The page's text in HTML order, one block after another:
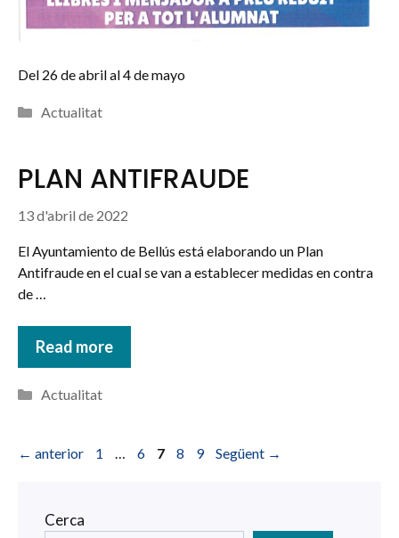
Del 26 de abril al 4 de mayo
Categories
Actualitat
PLAN ANTIFRAUDE
13 d'abril de 2022
El Ayuntamiento de Bellús está elaborando un Plan
Antifraude en el cual se van a establecer medidas en contra
de …
Read more
Categories
Actualitat
← anterior Pàgina
1 … Pàgina
6 Pàgina
7 Pàgina
8 Pàgina
9 Següent →
Cerca